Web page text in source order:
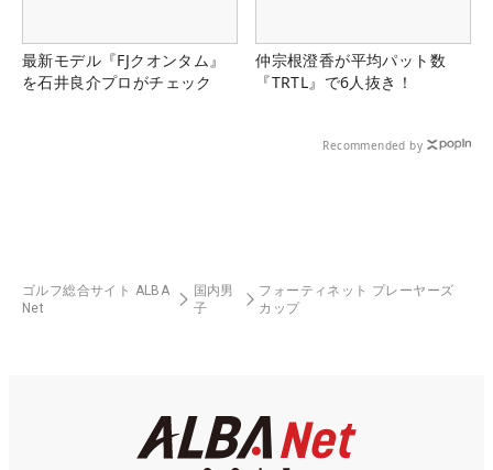
最新モデル『FJクオンタム』
を石井良介プロがチェック
仲宗根澄香が平均パット数
『TRTL』で6人抜き！
Recommended by
ゴルフ総合サイト ALBA
Net
国内男
子
フォーティネット プレーヤーズ
カップ